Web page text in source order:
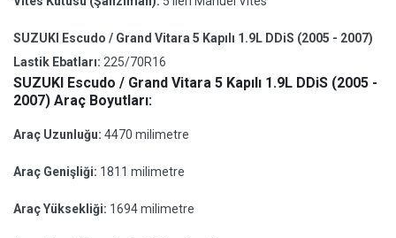
SUZUKI Escudo / Grand Vitara 5 Kapılı 1.9L DDiS (2005 - 2007)
Lastik Ebatları: 225/70R16
SUZUKI Escudo / Grand Vitara 5 Kapılı 1.9L DDiS (2005 -
2007) Araç Boyutları:
Araç Uzunluğu: 4470 milimetre
Araç Genişliği: 1811 milimetre
Araç Yüksekliği: 1694 milimetre